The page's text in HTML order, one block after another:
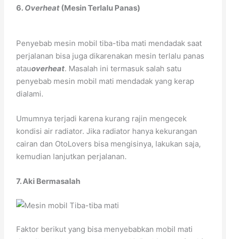
6. Overheat (Mesin Terlalu Panas)
Penyebab mesin mobil tiba-tiba mati mendadak saat
perjalanan bisa juga dikarenakan mesin terlalu panas
atauoverheat. Masalah ini termasuk salah satu
penyebab mesin mobil mati mendadak yang kerap
dialami.
Umumnya terjadi karena kurang rajin mengecek
kondisi air radiator. Jika radiator hanya kekurangan
cairan dan OtoLovers bisa mengisinya, lakukan saja,
kemudian lanjutkan perjalanan.
7. Aki Bermasalah
Faktor berikut yang bisa menyebabkan mobil mati